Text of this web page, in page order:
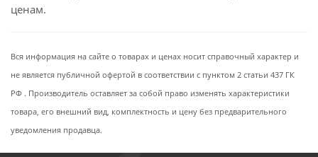
ценам.
Вся информация на сайте о товарах и ценах носит справочный характер и
не является публичной офертой в соответствии с пунктом 2 статьи 437 ГК
РФ . Производитель оставляет за собой право изменять характеристики
товара, его внешний вид, комплектность и цену без предварительного
уведомления продавца.